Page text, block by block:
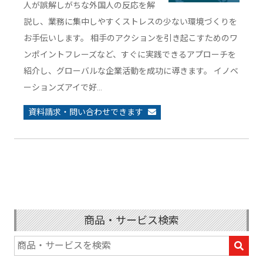
人が誤解しがちな外国人の反応を解
説し、業務に集中しやすくストレスの少ない環境づくりを
お手伝いします。 相手のアクションを引き起こすためのワ
ンポイントフレーズなど、すぐに実践できるアプローチを
紹介し、グローバルな企業活動を成功に導きます。 イノベ
ーションズアイで好…
資料請求・問い合わせできます
商品・サービス検索